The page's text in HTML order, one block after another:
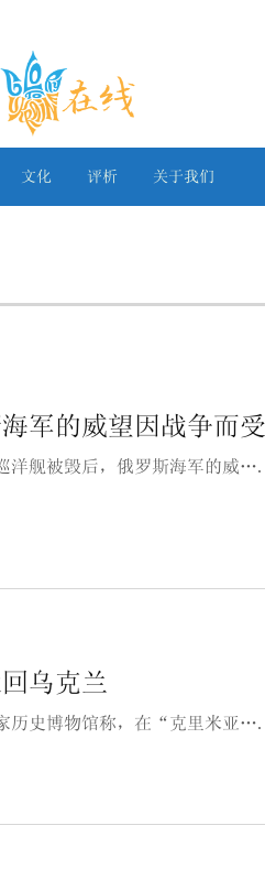
文化 评析 关于我们
军的威望因战争而
舰被毁后，俄罗斯海军的威….
乌克兰
历史博物馆称，在“克里米亚….